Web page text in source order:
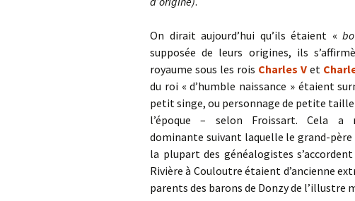
On dirait aujourd’hui qu’ils étaient «
supposée de leurs origines, ils
royaume sous les rois Charles V et
du roi « d’humble naissance » étaient
petit singe, ou personnage de petite
l’époque – selon Froissart. Cela a
dominante suivant laquelle le grand-père
la plupart des généalogistes
Rivière à Couloutre étaient d’ancienne
parents des barons de Donzy de l’illustre